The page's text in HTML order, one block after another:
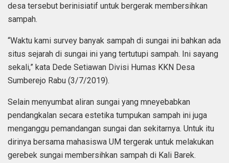
desa tersebut berinisiatif untuk bergerak membersihkan
sampah.
“Waktu kami survey banyak sampah di sungai ini bahkan ada
situs sejarah di sungai ini yang tertutupi sampah. Ini sayang
sekali,” kata Dede Setiawan Divisi Humas KKN Desa
Sumberejo Rabu (3/7/2019).
Selain menyumbat aliran sungai yang mneyebabkan
pendangkalan secara estetika tumpukan sampah ini juga
menganggu pemandangan sungai dan sekitarnya. Untuk itu
dirinya bersama mahasiswa UM tergerak untuk melakukan
gerebek sungai membersihkan sampah di Kali Barek.